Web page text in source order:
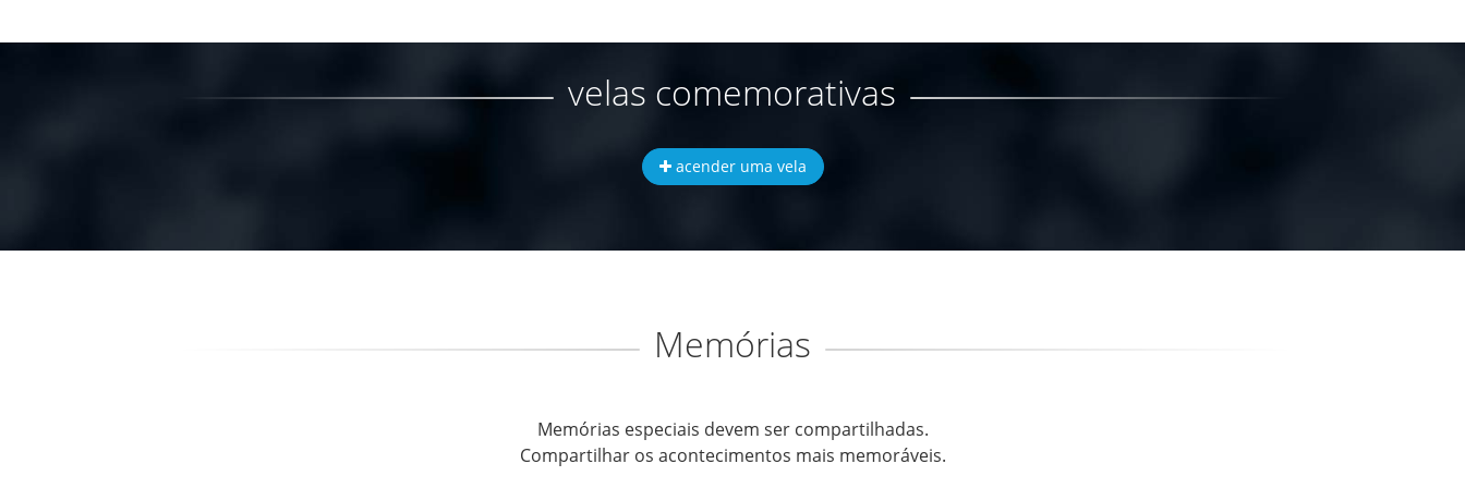
velas comemorativas
acender uma vela
Memórias
Memórias especiais devem ser compartilhadas.
Compartilhar os acontecimentos mais memoráveis.